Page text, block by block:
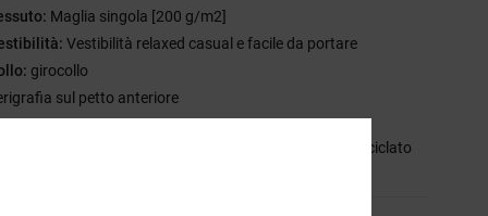
Maglia singola [200 g/m2]
Vestibilità relaxed casual e facile da portare
girocollo
sul petto anteriore
[Tessuto principale] 75% cotone, 25% cotone riciclato